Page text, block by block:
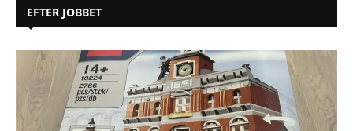
EFTER JOBBET